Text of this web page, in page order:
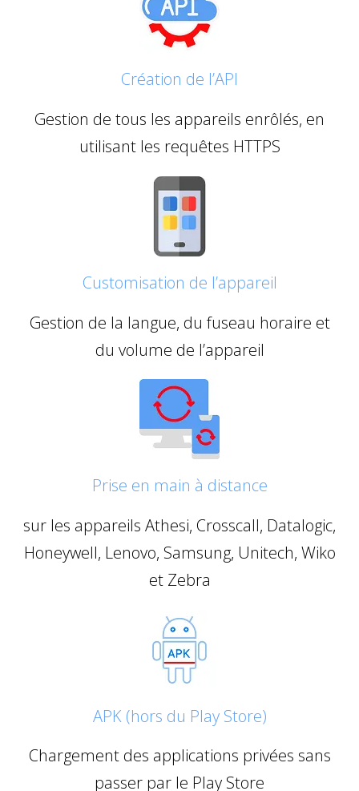
Création de l’API
Gestion de tous les appareils enrôlés, en
utilisant les requêtes HTTPS
Customisation de l’appareil
Gestion de la langue, du fuseau horaire et
du volume de l’appareil
Prise en main à distance
sur les appareils Athesi, Crosscall, Datalogic,
Honeywell, Lenovo, Samsung, Unitech, Wiko
et Zebra
APK (hors du Play Store)
Chargement des applications privées sans
passer par le Play Store